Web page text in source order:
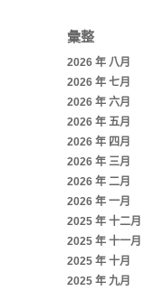
彙整
2026 年 八月
2026 年 七月
2026 年 六月
2026 年 五月
2026 年 四月
2026 年 三月
2026 年 二月
2026 年 一月
2025 年 十二月
2025 年 十一月
2025 年 十月
2025 年 九月